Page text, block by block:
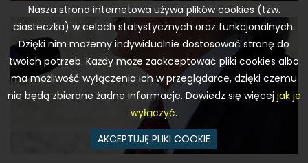
Nasza strona internetowa używa plików cookies (tzw.
ciasteczka) w celach statystycznych oraz funkcjonalnych.
Dzięki nim możemy indywidualnie dostosować stronę do
twoich potrzeb. Każdy może zaakceptować pliki cookies albo
ma możliwość wyłączenia ich w przeglądarce, dzięki czemu
nie będą zbierane żadne informacje. Dowiedz się więcej jak je
wyłączyć.
AKCEPTUJĘ PLIKI COOKIE